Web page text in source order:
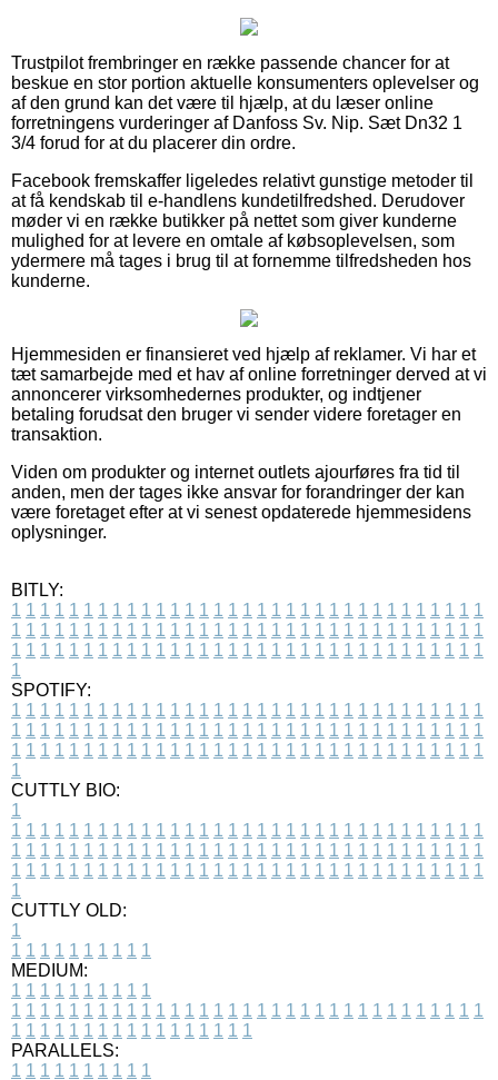
Trustpilot frembringer en række passende chancer for at
beskue en stor portion aktuelle konsumenters oplevelser og
af den grund kan det være til hjælp, at du læser online
forretningens vurderinger af Danfoss Sv. Nip. Sæt Dn32 1
3/4 forud for at du placerer din ordre.
Facebook fremskaffer ligeledes relativt gunstige metoder til
at få kendskab til e-handlens kundetilfredshed. Derudover
møder vi en række butikker på nettet som giver kunderne
mulighed for at levere en omtale af købsoplevelsen, som
ydermere må tages i brug til at fornemme tilfredsheden hos
kunderne.
Hjemmesiden er finansieret ved hjælp af reklamer. Vi har et
tæt samarbejde med et hav af online forretninger derved at vi
annoncerer virksomhedernes produkter, og indtjener
betaling forudsat den bruger vi sender videre foretager en
transaktion.
Viden om produkter og internet outlets ajourføres fra tid til
anden, men der tages ikke ansvar for forandringer der kan
være foretaget efter at vi senest opdaterede hjemmesidens
oplysninger.
BITLY:
1 1 1 1 1 1 1 1 1 1 1 1 1 1 1 1 1 1 1 1 1 1 1 1 1 1 1 1 1 1 1 1 1
1 1 1 1 1 1 1 1 1 1 1 1 1 1 1 1 1 1 1 1 1 1 1 1 1 1 1 1 1 1 1 1 1
1 1 1 1 1 1 1 1 1 1 1 1 1 1 1 1 1 1 1 1 1 1 1 1 1 1 1 1 1 1 1 1 1
1
SPOTIFY:
1 1 1 1 1 1 1 1 1 1 1 1 1 1 1 1 1 1 1 1 1 1 1 1 1 1 1 1 1 1 1 1 1
1 1 1 1 1 1 1 1 1 1 1 1 1 1 1 1 1 1 1 1 1 1 1 1 1 1 1 1 1 1 1 1 1
1 1 1 1 1 1 1 1 1 1 1 1 1 1 1 1 1 1 1 1 1 1 1 1 1 1 1 1 1 1 1 1 1
1
CUTTLY BIO:
1
1 1 1 1 1 1 1 1 1 1 1 1 1 1 1 1 1 1 1 1 1 1 1 1 1 1 1 1 1 1 1 1 1
1 1 1 1 1 1 1 1 1 1 1 1 1 1 1 1 1 1 1 1 1 1 1 1 1 1 1 1 1 1 1 1 1
1 1 1 1 1 1 1 1 1 1 1 1 1 1 1 1 1 1 1 1 1 1 1 1 1 1 1 1 1 1 1 1 1
1
CUTTLY OLD:
1
1 1 1 1 1 1 1 1 1 1
MEDIUM:
1 1 1 1 1 1 1 1 1 1
1 1 1 1 1 1 1 1 1 1 1 1 1 1 1 1 1 1 1 1 1 1 1 1 1 1 1 1 1 1 1 1 1
1 1 1 1 1 1 1 1 1 1 1 1 1 1 1 1 1
PARALLELS:
1 1 1 1 1 1 1 1 1 1